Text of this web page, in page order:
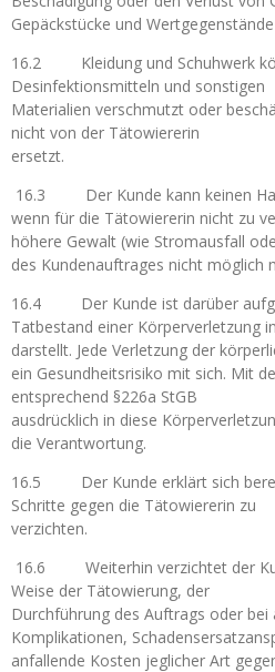
Gepäckstücke und
16.2 Kleidung und Schuhwerk
Desinfektionsmitteln und sonstigen
Materialien verschmutzt oder
nicht von der Tätowiererin
ersetzt.
16.3 Der Kunde kann keinen
wenn für die Tätowiererin nicht zu
höhere Gewalt (wie Stromausfall
des Kundenauftrages nicht möglich
16.4 Der Kunde ist darüber
Tatbestand einer Körperverletzung
darstellt. Jede Verletzung der
ein Gesundheitsrisiko mit sich. Mit
entsprechend §226a StGB
ausdrücklich in diese
die Verantwortung.
16.5 Der Kunde erklärt sich
Schritte gegen die Tätowiererin zu
verzichten.
16.6 Weiterhin verzichtet der
Weise der Tätowierung, der
Durchführung des Auftrags oder bei
Komplikationen,
anfallende Kosten jeglicher Art